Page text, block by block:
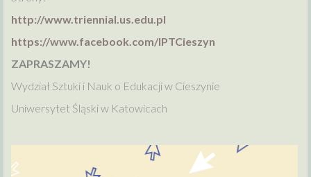
http://www.triennial.us.edu.pl
https://www.facebook.com/IPTCieszyn
ZAPRASZAMY!
Wydział Sztuki i Nauk o Edukacji w Cieszynie
Uniwersytet Śląski w Katowicach